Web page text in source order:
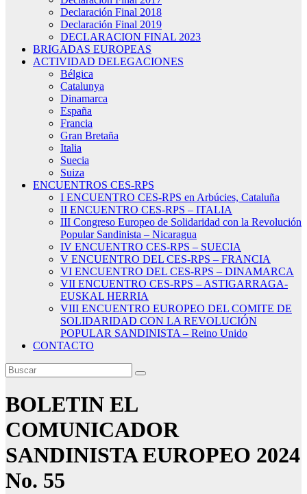
Declaración Final 2018
Declaración Final 2019
DECLARACION FINAL 2023
BRIGADAS EUROPEAS
ACTIVIDAD DELEGACIONES
Bélgica
Catalunya
Dinamarca
España
Francia
Gran Bretaña
Italia
Suecia
Suiza
ENCUENTROS CES-RPS
I ENCUENTRO CES-RPS en Arbúcies, Cataluña
II ENCUENTRO CES-RPS – ITALIA
III Congreso Europeo de Solidaridad con la Revolución
Popular Sandinista – Nicaragua
IV ENCUENTRO CES-RPS – SUECIA
V ENCUENTRO DEL CES-RPS – FRANCIA
VI ENCUENTRO DEL CES-RPS – DINAMARCA
VII ENCUENTRO CES-RPS – ASTIGARRAGA-
EUSKAL HERRIA
VIII ENCUENTRO EUROPEO DEL COMITE DE
SOLIDARIDAD CON LA REVOLUCIÓN
POPULAR SANDINISTA – Reino Unido
CONTACTO
BOLETIN EL
COMUNICADOR
SANDINISTA EUROPEO 2024
No. 55